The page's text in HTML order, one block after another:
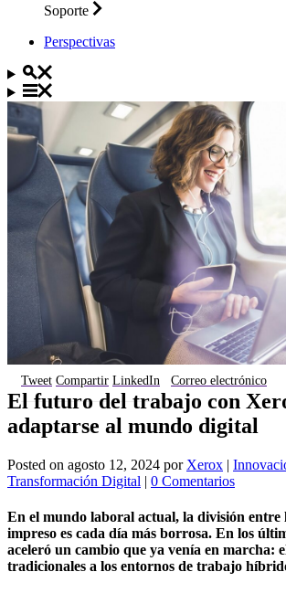
Soporte
Perspectivas
Tweet Compartir LinkedIn Correo electrónico
El futuro del trabajo con
adaptarse al mundo digital
Posted on agosto 12, 2024 por Xerox |
Transformación Digital | 0 Comentarios
En el mundo laboral actual, la división entre
impreso es cada día más borrosa. En los
aceleró un cambio que ya venía en marcha:
tradicionales a los entornos de trabajo